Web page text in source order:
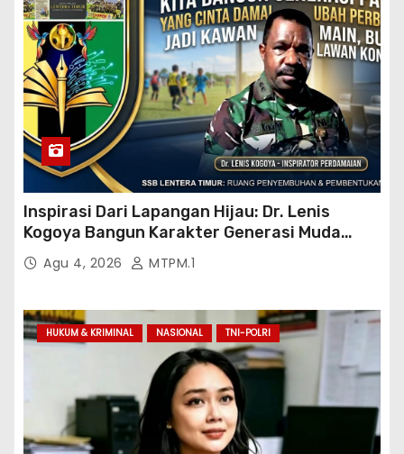
Inspirasi Dari Lapangan Hijau: Dr. Lenis
Kogoya Bangun Karakter Generasi Muda
PapuaAgu 4, 2026 MTPM.1
HUKUM & KRIMINAL NASIONAL TNI-POLRI